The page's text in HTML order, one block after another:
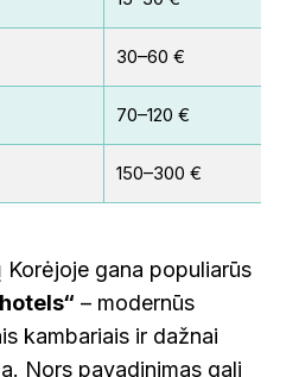
30–60 €
70–120 €
150–300 €
gana populiarūs
– modernūs
kambariais ir dažnai
Nors pavadinimas gali